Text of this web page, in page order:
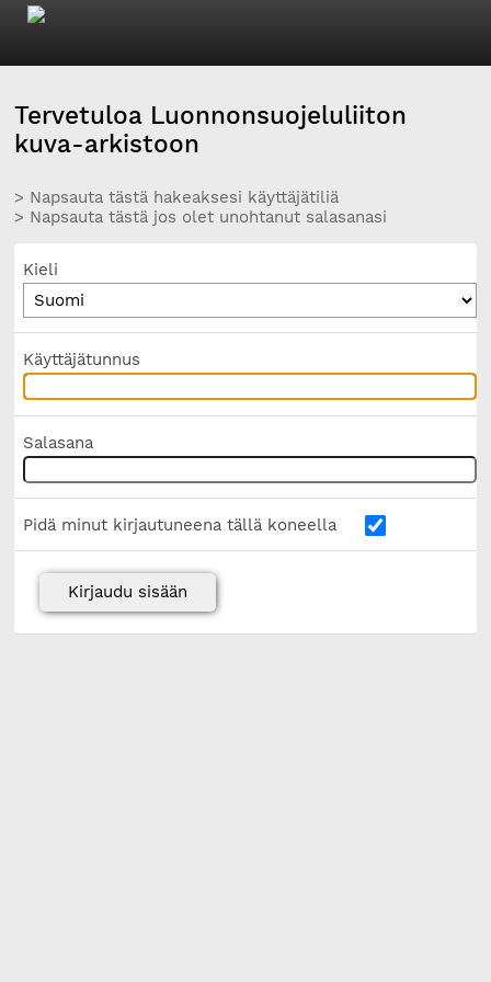
Tervetuloa Luonnonsuojeluliiton
kuva-arkistoon
> Napsauta tästä hakeaksesi käyttäjätiliä
> Napsauta tästä jos olet unohtanut salasanasi
Kieli
Käyttäjätunnus
Salasana
Pidä minut kirjautuneena tällä koneella